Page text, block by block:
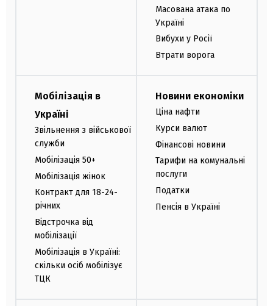
Масована атака по
Україні
Вибухи у Росії
Втрати ворога
Мобілізація в
Україні
Звільнення з військової
служби
Мобілізація 50+
Мобілізація жінок
Контракт для 18-24-
річних
Відстрочка від
мобілізації
Мобілізація в Україні:
скільки осіб мобілізує
ТЦК
Новини економіки
Ціна нафти
Курси валют
Фінансові новини
Тарифи на комунальні
послуги
Податки
Пенсія в Україні